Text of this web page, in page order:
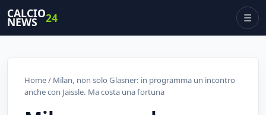
CALCIO
NEWS 24 ☰
Home/ Milan, non solo Glasner: in programma un incontro
anche con Jaissle. Ma costa una fortuna